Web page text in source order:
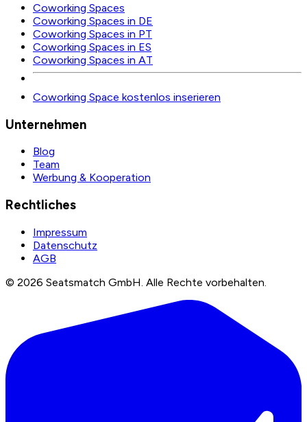
Coworking Spaces
Coworking Spaces in DE
Coworking Spaces in PT
Coworking Spaces in ES
Coworking Spaces in AT
Coworking Space kostenlos inserieren
Unternehmen
Blog
Team
Werbung & Kooperation
Rechtliches
Impressum
Datenschutz
AGB
© 2026 Seatsmatch GmbH. Alle Rechte vorbehalten.